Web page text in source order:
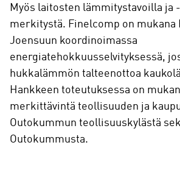
Myös laitosten lämmitystavoilla ja
merkitystä. Finelcomp on mukana
Joensuun koordinoimassa
energiatehokkuusselvityksessä,
hukkalämmön talteenottoa
Hankkeen toteutuksessa on
merkittävintä teollisuuden ja
Outokummun teollisuuskylästä
Outokummusta.